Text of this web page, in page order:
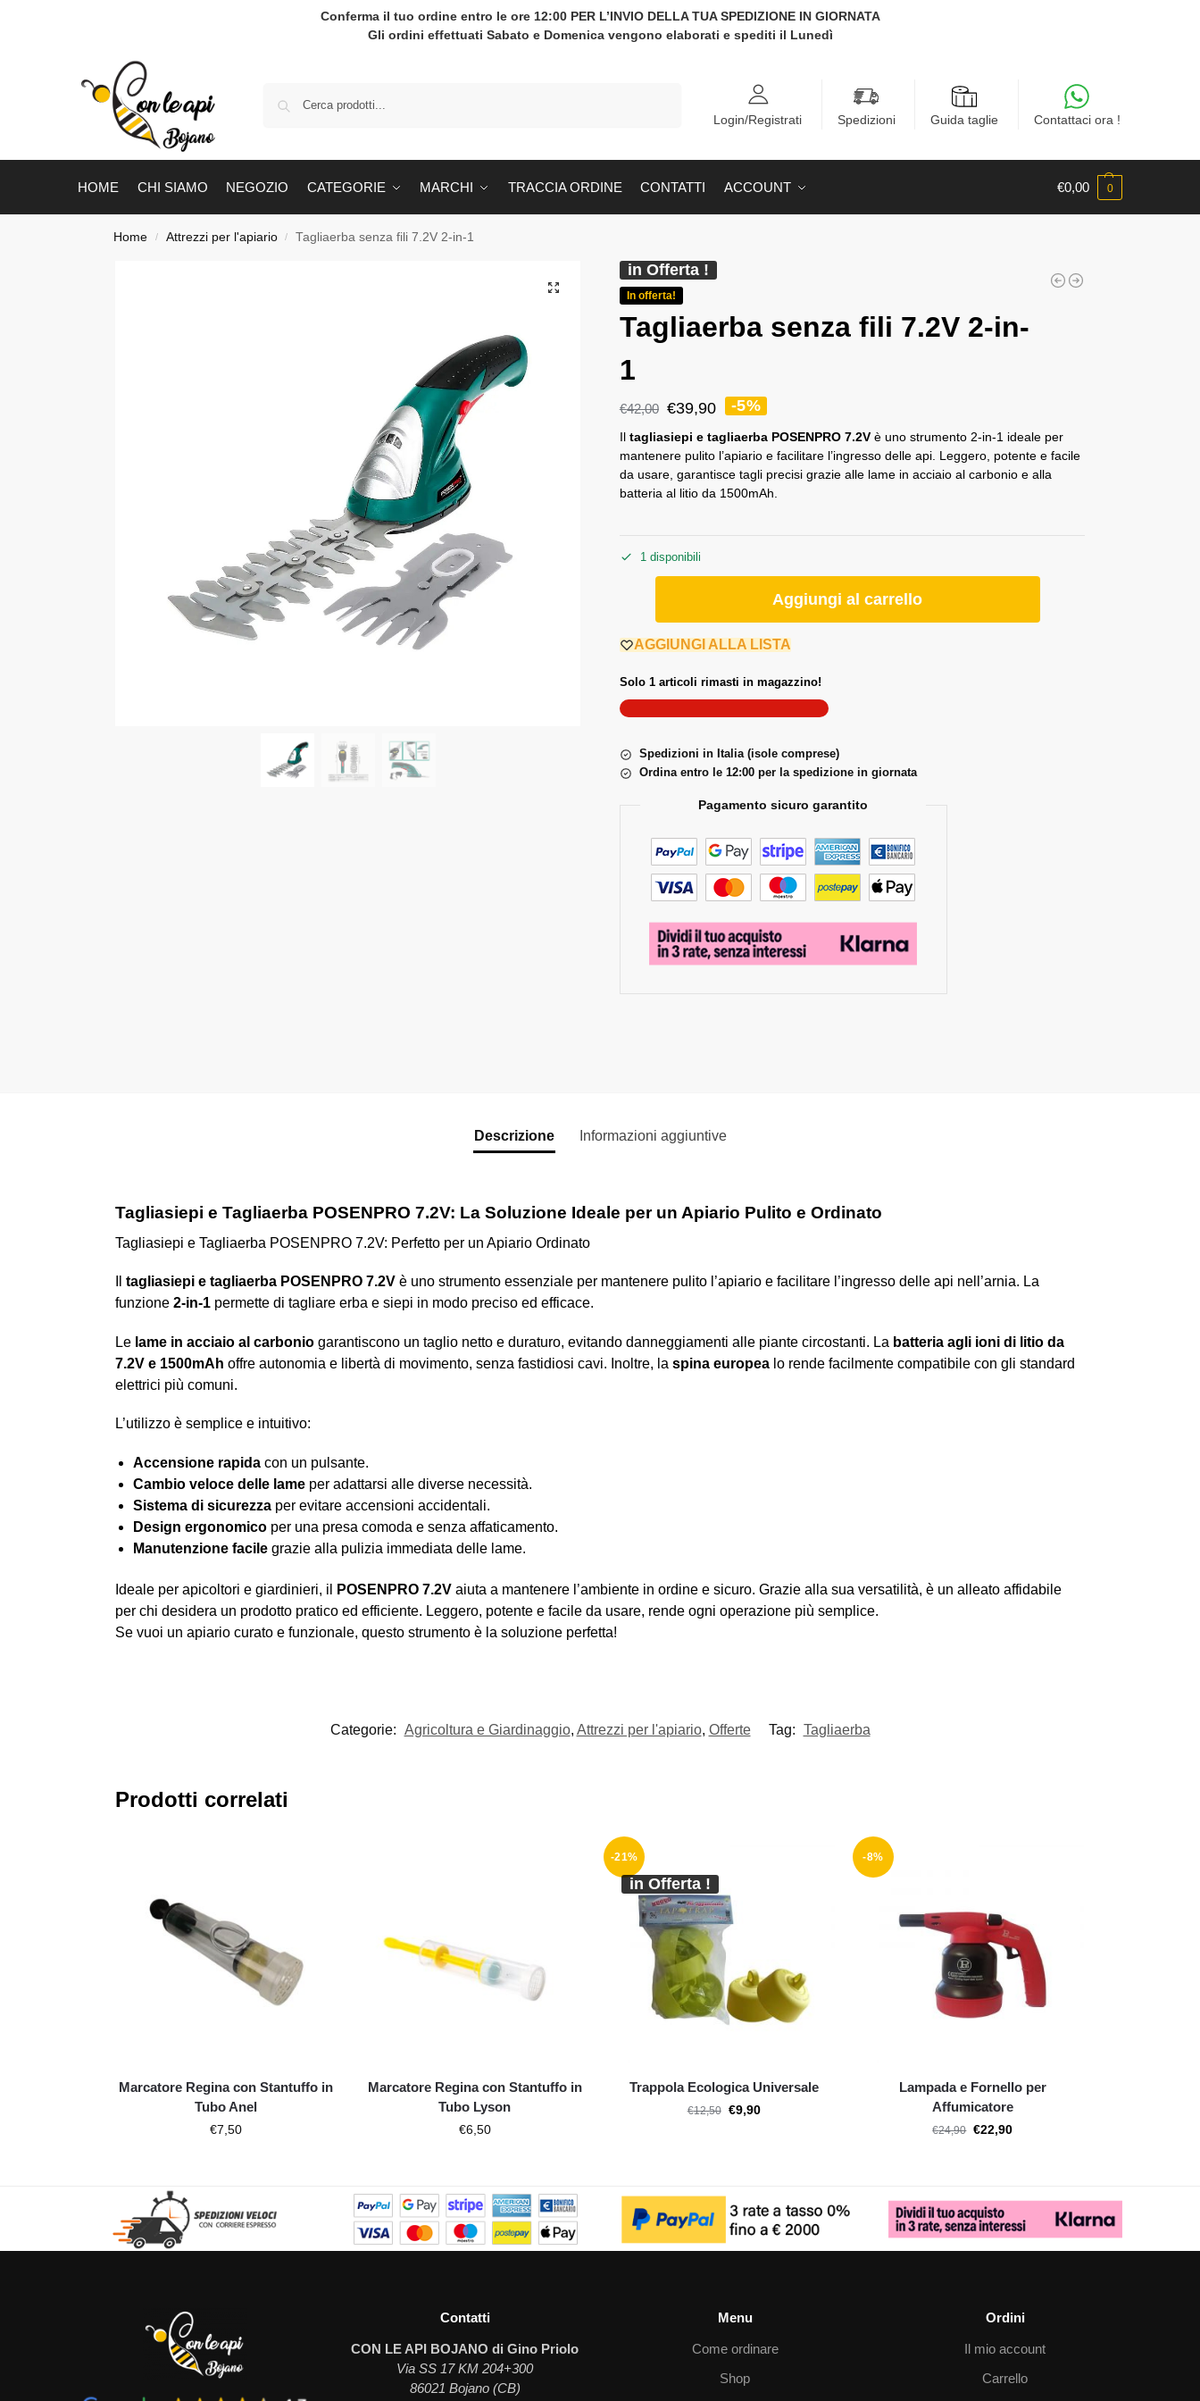
Conferma il tuo ordine entro le ore 12:00 PER L’INVIO DELLA TUA SPEDIZIONE IN GIORNATA
Gli ordini effettuati Sabato e Domenica vengono elaborati e spediti il Lunedì
Login/Registrati Spedizioni Guida taglie Contattaci ora !
HOME CHI SIAMO NEGOZIO CATEGORIE MARCHI TRACCIA ORDINE CONTATTI ACCOUNT €0,00 0
Home / Attrezzi per l'apiario / Tagliaerba senza fili 7.2V 2-in-1
in Offerta !
In offerta!
Tagliaerba senza fili 7.2V 2-in-
1
€42,00 €39,90 -5%
Il tagliasiepi e tagliaerba POSENPRO 7.2Vè uno strumento 2-in-1 ideale per
mantenere pulito l’apiario e facilitare l’ingresso delle api. Leggero, potente e facile
da usare, garantisce tagli precisi grazie alle lame in acciaio al carbonio e alla
batteria al litio da 1500mAh.
1 disponibili
Aggiungi al carrello
AGGIUNGI ALLA LISTA
Solo 1 articoli rimasti in magazzino!
Spedizioni in Italia (isole comprese)
Ordina entro le 12:00 per la spedizione in giornata
Pagamento sicuro garantito
Descrizione Informazioni aggiuntive
Tagliasiepi e Tagliaerba POSENPRO 7.2V: La Soluzione Ideale per un Apiario Pulito e Ordinato
Tagliasiepi e Tagliaerba POSENPRO 7.2V: Perfetto per un Apiario Ordinato
tagliasiepi e tagliaerba POSENPRO 7.2Vè uno strumento essenziale per mantenere pulito l’apiario e facilitare l’ingresso delle api nell’arnia. La
funzione 2-in-1permette di tagliare erba e siepi in modo preciso ed efficace.
Le lame in acciaio al carboniogarantiscono un taglio netto e duraturo, evitando danneggiamenti alle piante circostanti. La batteria agli ioni di litio da
7.2V e 1500mAh offre autonomia e libertà di movimento, senza fastidiosi cavi. Inoltre, la spina europealo rende facilmente compatibile con gli standard
elettrici più comuni.
L’utilizzo è semplice e intuitivo:
Accensione rapidacon un pulsante.
Cambio veloce delle lameper adattarsi alle diverse necessità.
Sistema di sicurezzaper evitare accensioni accidentali.
Design ergonomicoper una presa comoda e senza affaticamento.
Manutenzione facilegrazie alla pulizia immediata delle lame.
Ideale per apicoltori e giardinieri, il POSENPRO 7.2Vaiuta a mantenere l’ambiente in ordine e sicuro. Grazie alla sua versatilità, è un alleato affidabile
per chi desidera un prodotto pratico ed efficiente. Leggero, potente e facile da usare, rende ogni operazione più semplice.
Se vuoi un apiario curato e funzionale, questo strumento è la soluzione perfetta!
Categorie: Agricoltura e Giardinaggio, Attrezzi per l'apiario, Offerte Tag: Tagliaerba
Prodotti correlati
Marcatore Regina con Stantuffo in
Tubo Anel
€7,50
Marcatore Regina con Stantuffo in
Tubo Lyson
€6,50
-21%
in Offerta !
Trappola Ecologica Universale
€12,50 €9,90
-8%
Lampada e Fornello per
Affumicatore
€24,90 €22,90
Contatti
CON LE API BOJANO di Gino Priolo
Via SS 17 KM 204+300
86021 Bojano (CB)
Menu
Come ordinare
Shop
Ordini
Il mio account
Carrello